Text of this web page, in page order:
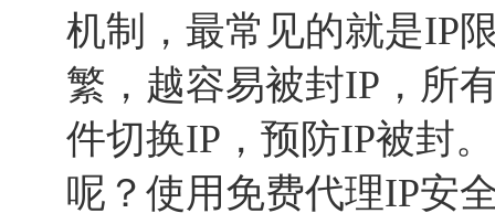
机制，最常见的就是IP
繁，越容易被封IP，所
件切换IP，预防IP被封
呢？使用免费代理IP安